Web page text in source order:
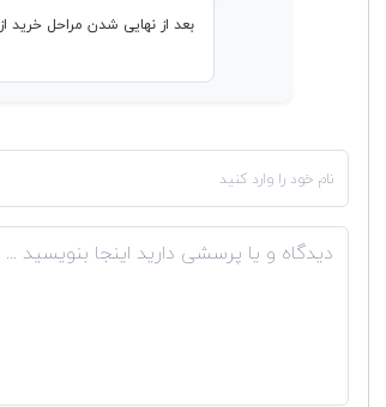
بعد از نهایی شدن مراحل خرید از 24ساعت تا 72 ساعت بعد بسته به دست شما میرسد.